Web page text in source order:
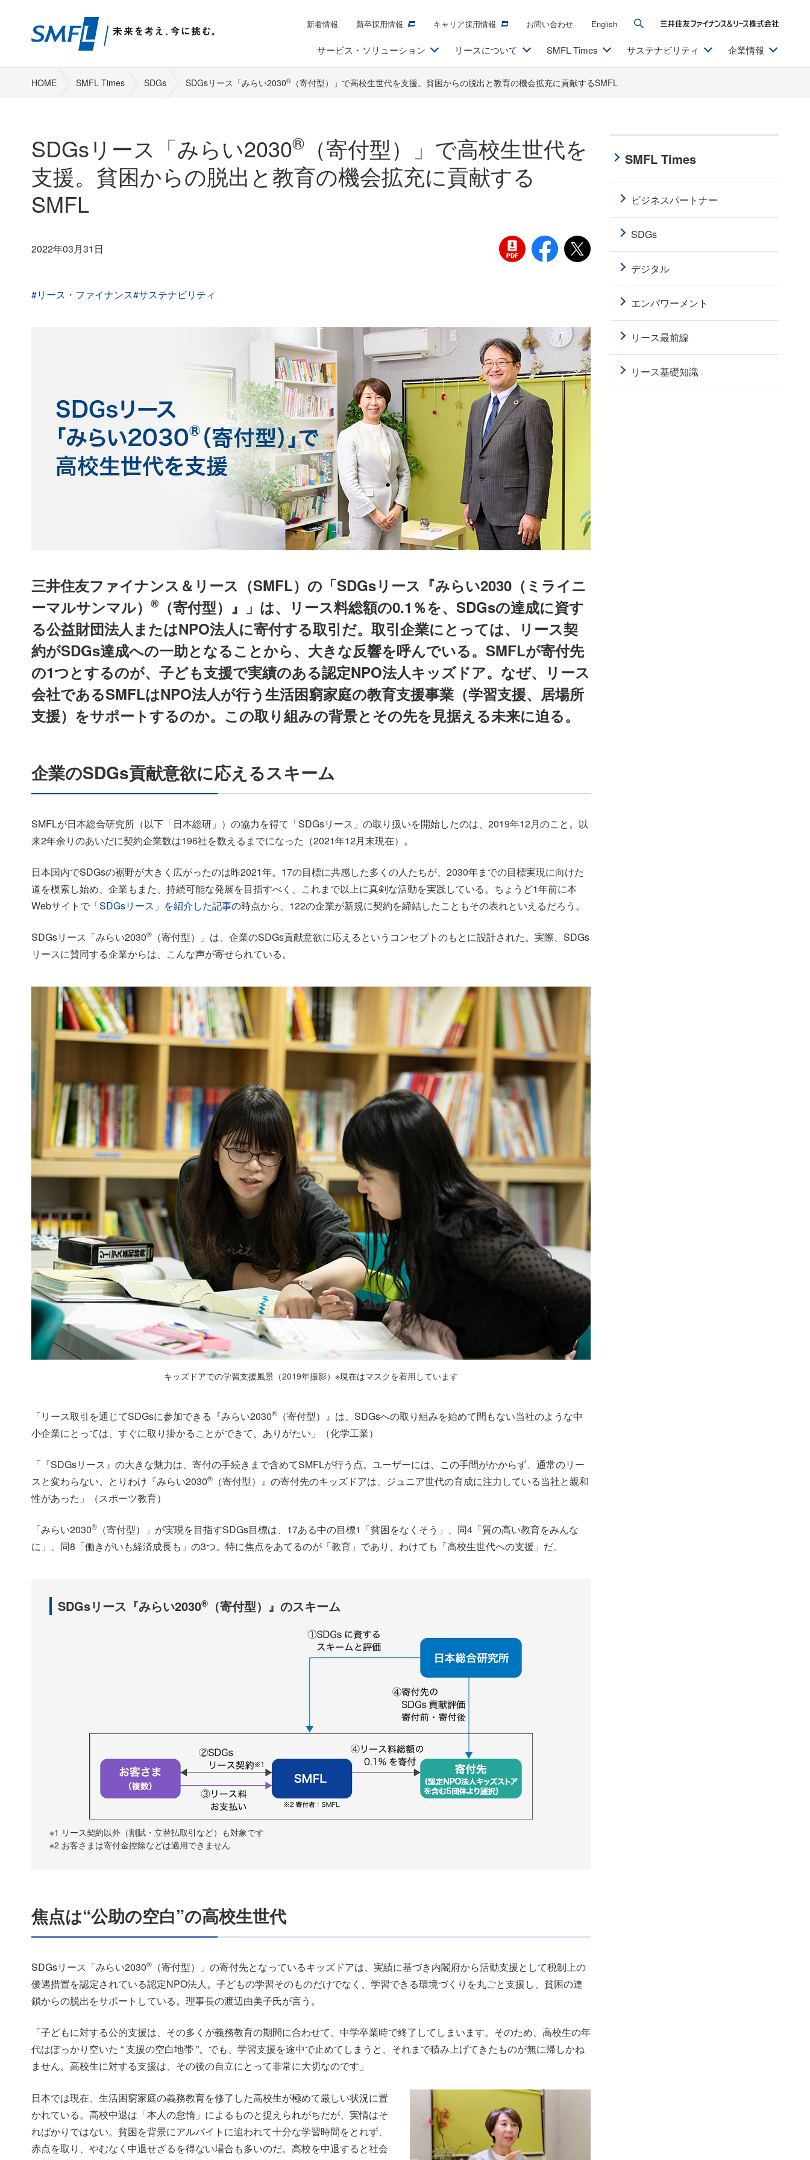
新着情報 新卒採用情報 キャリア採用情報 お問い合わせ English
サービス・ソリューション リースについて SMFL Times サステナビリティ 企業情報
HOME SMFL Times SDGs SDGsリース「みらい2030® （寄付型）」で高校生世代を支援。貧困からの脱出と教育の機会拡充に貢献するSMFL
SDGsリース「みらい2030® （寄付型）」で高校生世代を
支援。貧困からの脱出と教育の機会拡充に貢献する
SMFL
2022年03月31日
#リース・ファイナンス#サステナビリティ
三井住友ファイナンス＆リース（SMFL）の「SDGsリース『みらい2030（ミライニ
ーマルサンマル） ® （寄付型）』」は、リース料総額の0.1％を、SDGsの達成に資す
る公益財団法人またはNPO法人に寄付する取引だ。取引企業にとっては、リース契
約がSDGs達成への一助となることから、大きな反響を呼んでいる。SMFLが寄付先
の1つとするのが、子ども支援で実績のある認定NPO法人キッズドア。なぜ、リース
会社であるSMFLはNPO法人が行う生活困窮家庭の教育支援事業（学習支援、居場所
支援）をサポートするのか。この取り組みの背景とその先を見据える未来に迫る。
企業のSDGs貢献意欲に応えるスキーム
SMFLが日本総合研究所（以下「日本総研」）の協力を得て「SDGsリース」の取り扱いを開始したのは、2019年12月のこと。以
来2年余りのあいだに契約企業数は196社を数えるまでになった（2021年12月末現在）。
日本国内でSDGsの裾野が大きく広がったのは昨2021年。17の目標に共感した多くの人たちが、2030年までの目標実現に向けた
道を模索し始め、企業もまた、持続可能な発展を目指すべく、これまで以上に真剣な活動を実践している。ちょうど1年前に本
Webサイトで 「SDGsリース」を紹介した記事の時点から、122の企業が新規に契約を締結したこともその表れといえるだろう。
SDGsリース「みらい2030® （寄付型）」は、企業のSDGs貢献意欲に応えるというコンセプトのもとに設計された。実際、SDGs
リースに賛同する企業からは、こんな声が寄せられている。
キッズドアでの学習支援風景（2019年撮影）※現在はマスクを着用しています
「リース取引を通じてSDGsに参加できる『みらい2030® （寄付型）』は、SDGsへの取り組みを始めて間もない当社のような中
小企業にとっては、すぐに取り掛かることができて、ありがたい」（化学工業）
「『SDGsリース』の大きな魅力は、寄付の手続きまで含めてSMFLが行う点。ユーザーには、この手間がかからず、通常のリー
スと変わらない。とりわけ『みらい2030® （寄付型）』の寄付先のキッズドアは、ジュニア世代の育成に注力している当社と親和
性があった」（スポーツ教育）
「みらい2030® （寄付型）」が実現を目指すSDGs目標は、17ある中の目標1「貧困をなくそう」、同4「質の高い教育をみんな
に」、同8「働きがいも経済成長も」の3つ。特に焦点をあてるのが「教育」であり、わけても「高校生世代への支援」だ。
SDGsリース『みらい2030® （寄付型）』のスキーム
※1 リース契約以外（割賦・立替払取引など）も対象です
※2 お客さまは寄付金控除などは適用できません
焦点は“公助の空白”の高校生世代
SDGsリース「みらい2030® （寄付型）」の寄付先となっているキッズドアは、実績に基づき内閣府から活動支援として税制上の
優遇措置を認定されている認定NPO法人。子どもの学習そのものだけでなく、学習できる環境づくりを丸ごと支援し、貧困の連
鎖からの脱出をサポートしている。理事長の渡辺由美子氏が言う。
「子どもに対する公的支援は、その多くが義務教育の期間に合わせて、中学卒業時で終了してしまいます。そのため、高校生の年
代はぽっかり空いた “ 支援の空白地帯 ”。でも、学習支援を途中で止めてしまうと、それまで積み上げてきたものが無に帰しかね
ません。高校生に対する支援は、その後の自立にとって非常に大切なのです」
日本では現在、生活困窮家庭の義務教育を修了した高校生が極めて厳しい状況に置
かれている。高校中退は「本人の怠惰」によるものと捉えられがちだが、実情はそ
ればかりではない。貧困を背景にアルバイトに追われて十分な学習時間をとれず、
赤点を取り、やむなく中退せざるを得ない場合も多いのだ。高校を中退すると社会
SMFL Times
ビジネスパートナー
SDGs
デジタル
エンパワーメント
リース最前線
リース基礎知識